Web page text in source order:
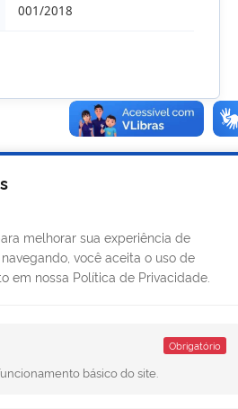
001/2018
melhorar sua experiência de
você aceita o uso de
em nossa Política de Privacidade.
Obrigatório
básico do site.